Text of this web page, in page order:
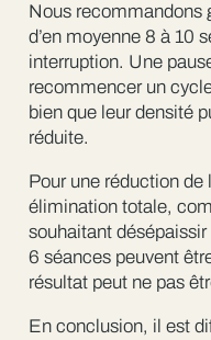
Nous recommandons
d’en moyenne 8 à 10
interruption. Une
recommencer un
bien que leur densité
réduite.
Pour une réduction de
élimination totale,
souhaitant
6 séances peuvent
résultat peut ne pas
En conclusion, il est